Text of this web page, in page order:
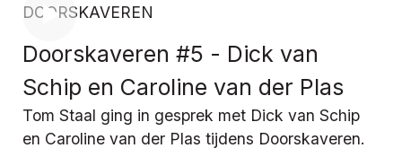
DOORSKAVEREN
Doorskaveren #5 - Dick van
Schip en Caroline van der Plas
Tom Staal ging in gesprek met Dick van Schip
en Caroline van der Plas tijdens Doorskaveren.